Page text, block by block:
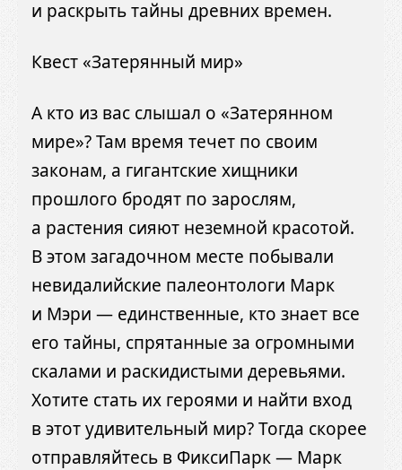
и раскрыть тайны древних времен.
Квест «Затерянный мир»
А кто из вас слышал о «Затерянном
мире»? Там время течет по своим
законам, а гигантские хищники
прошлого бродят по зарослям,
а растения сияют неземной красотой.
В этом загадочном месте побывали
невидалийские палеонтологи Марк
и Мэри — единственные, кто знает все
его тайны, спрятанные за огромными
скалами и раскидистыми деревьями.
Хотите стать их героями и найти вход
в этот удивительный мир? Тогда скорее
отправляйтесь в ФиксиПарк — Марк